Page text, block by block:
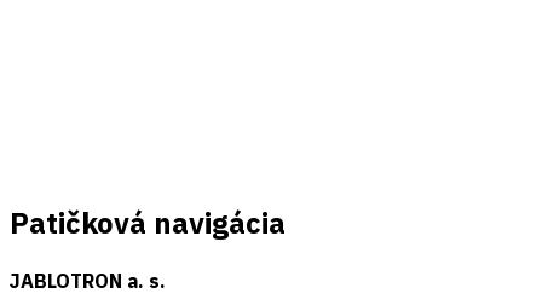
Patičková navigácia
JABLOTRON a. s.